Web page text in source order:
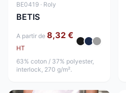
BE0419 · Roly
BETIS
A partir de 8,32 €
HT
63% coton / 37% polyester,
interlock, 270 g/m².